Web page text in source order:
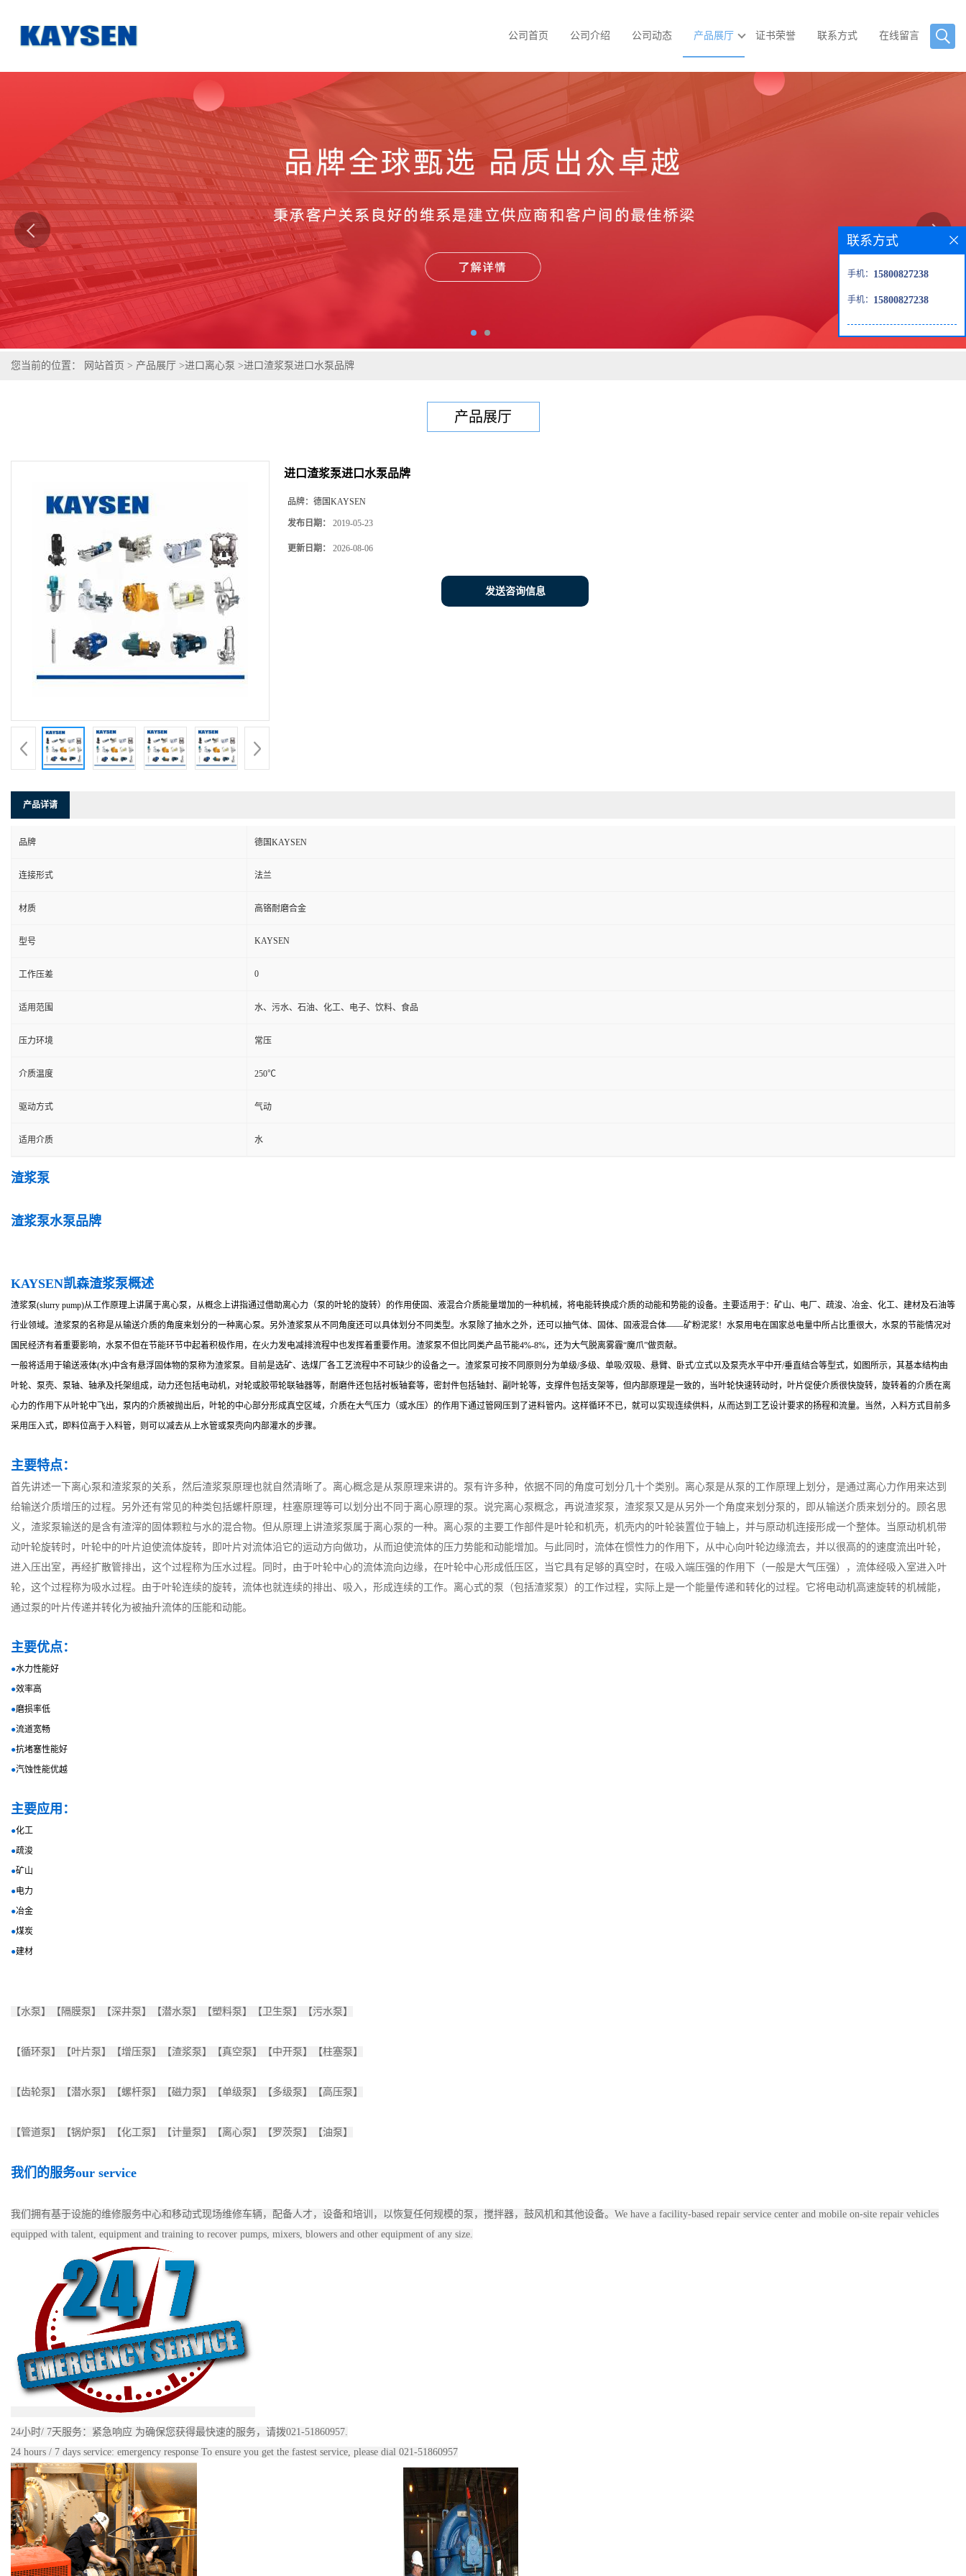
公司首页 公司介绍 公司动态 产品展厅 证书荣誉 联系方式 在线留言
您当前的位置： 网站首页 > 产品展厅 >进口离心泵 >进口渣浆泵进口水泵品牌
产品展厅
进口渣浆泵进口水泵品牌
品牌： 德国KAYSEN
发布日期： 2019-05-23
更新日期： 2026-08-06
发送咨询信息
产品详请
品牌 德国KAYSEN
连接形式 法兰
材质 高铬耐磨合金
型号 KAYSEN
工作压差 0
适用范围 水、污水、石油、化工、电子、饮料、食品
压力环境 常压
介质温度 250℃
驱动方式 气动
适用介质 水
渣浆泵
渣浆泵水泵品牌
KAYSEN凯森渣浆泵概述
渣浆泵(slurry pump)从工作原理上讲属于离心泵，从概念上讲指通过借助离心力（泵的叶轮的旋转）的作用使固、液混合介质能量增加的一种机械，将电能转换成介质的动能和势能的设备。主要适用于：矿山、电厂、疏浚、冶金、化工、建材及石油等
行业领域。渣浆泵的名称是从输送介质的角度来划分的一种离心泵。另外渣浆泵从不同角度还可以具体划分不同类型。水泵除了抽水之外，还可以抽气体、固体、固液混合体——矿粉泥浆！水泵用电在国家总电量中所占比重很大，水泵的节能情况对
国民经济有着重要影响，水泵不但在节能环节中起着积极作用，在火力发电减排流程中也发挥着重要作用。渣浆泵不但比同类产品节能4%-8%，还为大气脱离雾霾“魔爪”做贡献。
一般将适用于输送液体(水)中含有悬浮固体物的泵称为渣浆泵。目前是选矿、选煤厂各工艺流程中不可缺少的设备之一。渣浆泵可按不同原则分为单级/多级、单吸/双吸、悬臂、卧式/立式以及泵壳水平中开/垂直结合等型式，如图所示，其基本结构由
叶轮、泵壳、泵轴、轴承及托架组成，动力还包括电动机，对轮或胶带轮联轴器等，耐磨件还包括衬板轴套等，密封件包括轴封、副叶轮等，支撑件包括支架等，但内部原理是一致的，当叶轮快速转动时，叶片促使介质很快旋转，旋转着的介质在离
心力的作用下从叶轮中飞出，泵内的介质被抛出后，叶轮的中心部分形成真空区域，介质在大气压力（或水压）的作用下通过管网压到了进料管内。这样循环不已，就可以实现连续供料，从而达到工艺设计要求的扬程和流量。当然，入料方式目前多
采用压入式，即料位高于入料管，则可以减去从上水管或泵壳向内部灌水的步骤。
主要特点：
首先讲述一下离心泵和渣浆泵的关系，然后渣浆泵原理也就自然清晰了。离心概念是从泵原理来讲的。泵有许多种，依据不同的角度可划分几十个类别。离心泵是从泵的工作原理上划分，是通过离心力作用来达到
给输送介质增压的过程。另外还有常见的种类包括螺杆原理，柱塞原理等可以划分出不同于离心原理的泵。说完离心泵概念，再说渣浆泵，渣浆泵又是从另外一个角度来划分泵的，即从输送介质来划分的。顾名思
义，渣浆泵输送的是含有渣滓的固体颗粒与水的混合物。但从原理上讲渣浆泵属于离心泵的一种。离心泵的主要工作部件是叶轮和机壳，机壳内的叶轮装置位于轴上，并与原动机连接形成一个整体。当原动机机带
动叶轮旋转时，叶轮中的叶片迫使流体旋转，即叶片对流体沿它的运动方向做功，从而迫使流体的压力势能和动能增加。与此同时，流体在惯性力的作用下，从中心向叶轮边缘流去，并以很高的的速度流出叶轮，
进入压出室，再经扩散管排出，这个过程称为压水过程。同时，由于叶轮中心的流体流向边缘，在叶轮中心形成低压区，当它具有足够的真空时，在吸入端压强的作用下（一般是大气压强），流体经吸入室进入叶
轮，这个过程称为吸水过程。由于叶轮连续的旋转，流体也就连续的排出、吸入，形成连续的工作。离心式的泵（包括渣浆泵）的工作过程，实际上是一个能量传递和转化的过程。它将电动机高速旋转的机械能，
通过泵的叶片传递并转化为被抽升流体的压能和动能。
主要优点：
●水力性能好
●效率高
●磨损率低
●流道宽畅
●抗堵塞性能好
●汽蚀性能优越
主要应用：
●化工
●疏浚
●矿山
●电力
●冶金
●煤炭
●建材
【水泵】【隔膜泵】【深井泵】【潜水泵】【塑料泵】【卫生泵】【污水泵】
【循环泵】【叶片泵】【增压泵】【渣浆泵】【真空泵】【中开泵】【柱塞泵】
【齿轮泵】【潜水泵】【螺杆泵】【磁力泵】【单级泵】【多级泵】【高压泵】
【管道泵】【锅炉泵】【化工泵】【计量泵】【离心泵】【罗茨泵】【油泵】
我们的服务our service
我们拥有基于设施的维修服务中心和移动式现场维修车辆，配备人才，设备和培训，以恢复任何规模的泵，搅拌器，鼓风机和其他设备。We have a facility-based repair service center and mobile on-site repair vehicles
equipped with talent, equipment and training to recover pumps, mixers, blowers and other equipment of any size.
24小时/ 7天服务：紧急响应 为确保您获得最快速的服务，请拨021-51860957.
24 hours / 7 days service: emergency response To ensure you get the fastest service, please dial 021-51860957
联系方式
手机： 15800827238
手机： 15800827238